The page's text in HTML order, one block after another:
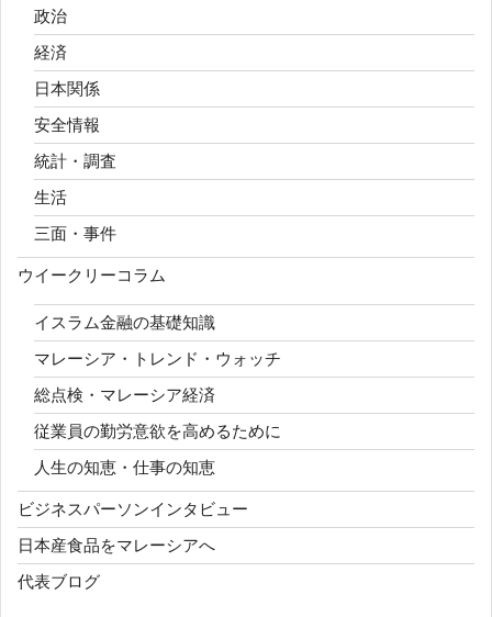
政治
経済
日本関係
安全情報
統計・調査
生活
三面・事件
ウイークリーコラム
イスラム金融の基礎知識
マレーシア・トレンド・ウォッチ
総点検・マレーシア経済
従業員の勤労意欲を高めるために
人生の知恵・仕事の知恵
ビジネスパーソンインタビュー
日本産食品をマレーシアへ
代表ブログ